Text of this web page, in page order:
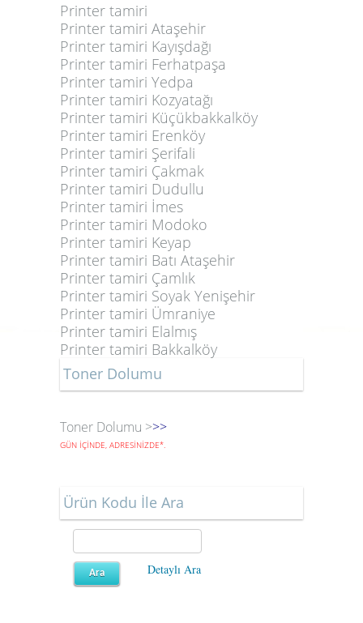
Printer tamiri
Printer tamiri Ataşehir
Printer tamiri Kayışdağı
Printer tamiri Ferhatpaşa
Printer tamiri Yedpa
Printer tamiri Kozyatağı
Printer tamiri Küçükbakkalköy
Printer tamiri Erenköy
Printer tamiri Şerifali
Printer tamiri Çakmak
Printer tamiri Dudullu
Printer tamiri İmes
Printer tamiri Modoko
Printer tamiri Keyap
Printer tamiri Batı Ataşehir
Printer tamiri Çamlık
Printer tamiri Soyak Yenişehir
Printer tamiri Ümraniye
Printer tamiri Elalmış
Printer tamiri Bakkalköy
Toner Dolumu
Toner Dolumu >>>
GÜN İÇİNDE, ADRESİNİZDE*.
Ürün Kodu İle Ara
Detaylı Ara